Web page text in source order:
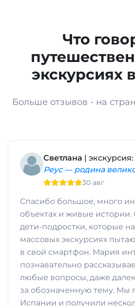
Что
экскурсиях
Больше отзывов - на
Светлана | экскурсия:
Реус — родина
30 авг
Спасибо большое, много
объектах и живые
дети-подростки, которые
массовых экскурсиях
в свой смартфон. Мария
познавательно
любые вопросы, даже
за обозначенную тему. Мы
Испании и получили